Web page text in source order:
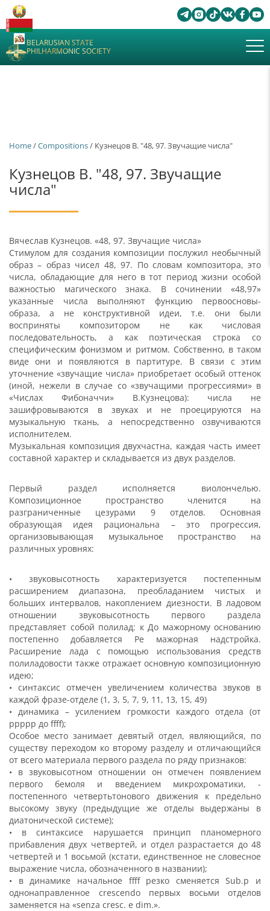
BELARUSIAN STATE
PHILHARMONIC SOCIETY
Home/Сompositions/ Кузнецов В. "48, 97. Звучащие числа"
Кузнецов В. "48, 97. Звучащие
числа"
Вячеслав Кузнецов. «48, 97. Звучащие числа»
Стимулом для создания композиции послужил необычный
образ – образ чисел 48, 97. По словам композитора, это
числа, обладающие для него в тот период жизни особой
важностью магического знака. В сочинении «48,97»
указанные числа выполняют функцию первоосновы-
образа, а не конструктивной идеи, т.е. они были
восприняты композитором не как числовая
последовательность, а как поэтическая строка со
специфическим фонизмом и ритмом. Собственно, в таком
виде они и появляются в партитуре. В связи с этим
уточнение «звучащие числа» приобретает особый оттенок
(иной, нежели в случае со «звучащими прогрессиями» в
«Числах Фибоначчи» В.Кузнецова): числа не
зашифровываются в звуках и не проецируются на
музыкальную ткань, а непосредственно озвучиваются
исполнителем.
Музыкальная композиция двухчастна, каждая часть имеет
составной характер и складывается из двух разделов.
Первый раздел исполняется виолончелью.
Композиционное пространство членится на
разграниченные цезурами 9 отделов. Основная
образующая идея рациональна – это прогрессия,
организовывающая музыкальное пространство на
различных уровнях:
• звуковысотность характеризуется постепенным
расширением диапазона, преобладанием чистых и
больших интервалов, накоплением диезности. В ладовом
отношении звуковысотность первого раздела
представляет собой полилад: к До мажорному основанию
постепенно добавляется Ре мажорная надстройка.
Расширение лада с помощью использования средств
полиладовости также отражает основную композиционную
идею;
• синтаксис отмечен увеличением количества звуков в
каждой фразе-отделе (1, 3, 5, 7, 9, 11, 13, 15, 49)
• динамика – усилением громкости каждого отдела (от
ppppp до ffff);
Особое место занимает девятый отдел, являющийся, по
существу переходом ко второму разделу и отличающийся
от всего материала первого раздела по ряду признаков:
• в звуковысотном отношении он отмечен появлением
первого бемоля и введением микрохроматики, -
постепенного четвертьтонового движения к предельно
высокому звуку (предыдущие же отделы выдержаны в
диатонической системе);
• в синтаксисе нарушается принцип планомерного
прибавления двух четвертей, и отдел разрастается до 48
четвертей и 1 восьмой (кстати, единственное не словесное
выражение числа, обозначенного в названии);
• в динамике начальное ffff резко сменяется Sub.p и
однонаправленное crescendo первых восьми отделов
заменяется на «senza cresc. e dim.».